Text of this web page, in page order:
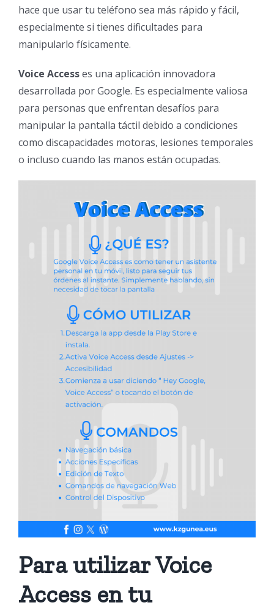
hace que usar tu teléfono sea más rápido y fácil,
especialmente si tienes dificultades para
manipularlo físicamente.
Voice Accesses una aplicación innovadora
desarrollada por Google. Es especialmente valiosa
para personas que enfrentan desafíos para
manipular la pantalla táctil debido a condiciones
como discapacidades motoras, lesiones temporales
o incluso cuando las manos están ocupadas.
Para utilizar Voice
Access en tu